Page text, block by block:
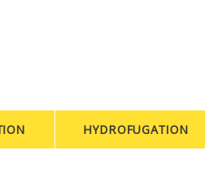
HYDROFUGATION